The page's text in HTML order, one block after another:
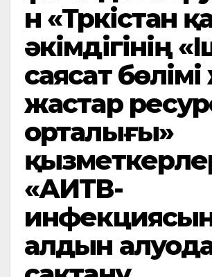
н «Түркістан
әкімдігінің
саясат
жастар
орталығы»
«АИТВ-
алдын